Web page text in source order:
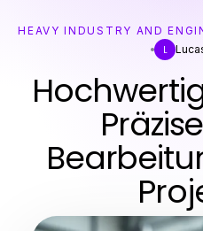
HEAVY INDUSTRY AND
L